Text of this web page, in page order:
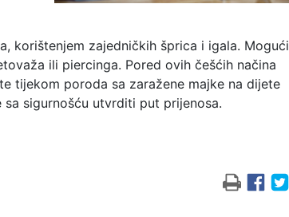
korištenjem zajedničkih šprica i igala. Mogući
ili piercinga. Pored ovih češćih načina
tijekom poroda sa zaražene majke na dijete
sigurnošću utvrditi put prijenosa.